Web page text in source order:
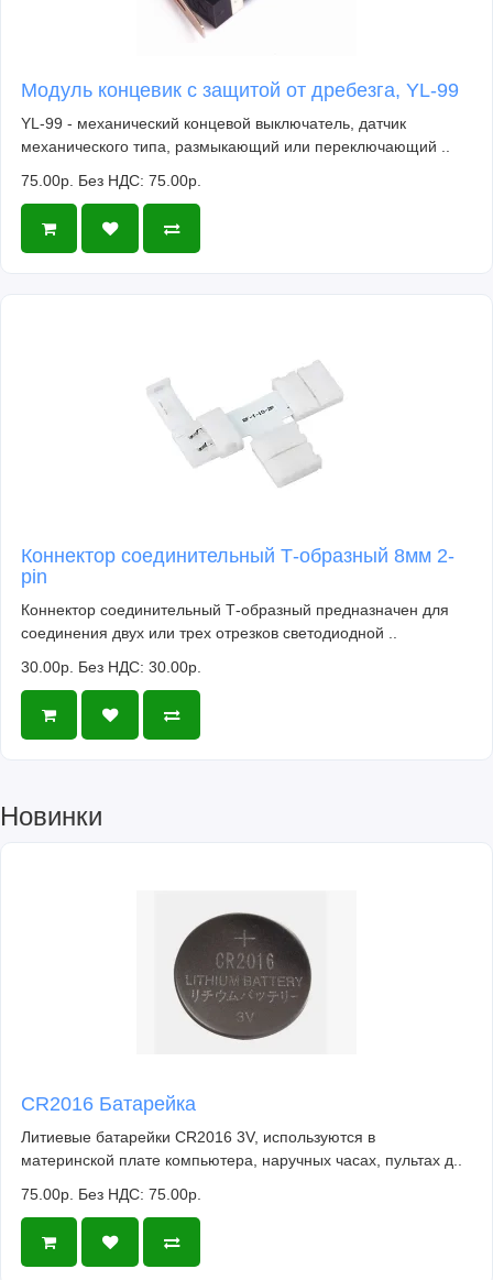
Модуль концевик с защитой от дребезга, YL-99
YL-99 - механический концевой выключатель, датчик
механического типа, размыкающий или переключающий ..
75.00р. Без НДС: 75.00р.
Коннектор соединительный Т-образный 8мм 2-
pin
Коннектор соединительный Т-образный предназначен для
соединения двух или трех отрезков светодиодной ..
30.00р. Без НДС: 30.00р.
Новинки
CR2016 Батарейка
Литиевые батарейки CR2016 3V, используются в
материнской плате компьютера, наручных часах, пультах д..
75.00р. Без НДС: 75.00р.